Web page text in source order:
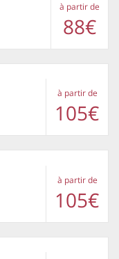
à partir de
88€
à partir de
105€
à partir de
105€